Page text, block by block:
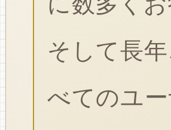
そして長
べてのユ